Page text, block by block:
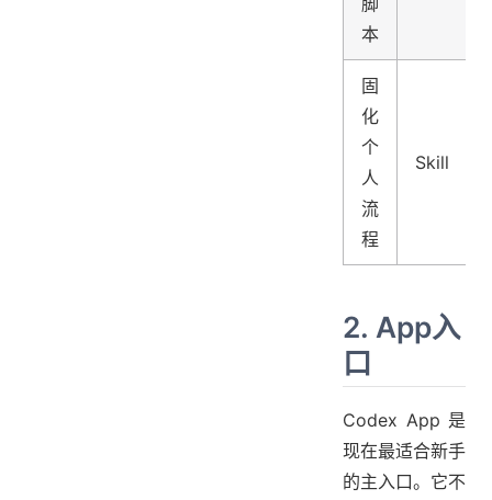
本
固
化
个
人
流
程
Skill
2. App入
口
Codex App 是
现在最适合新手
的主入口。它不